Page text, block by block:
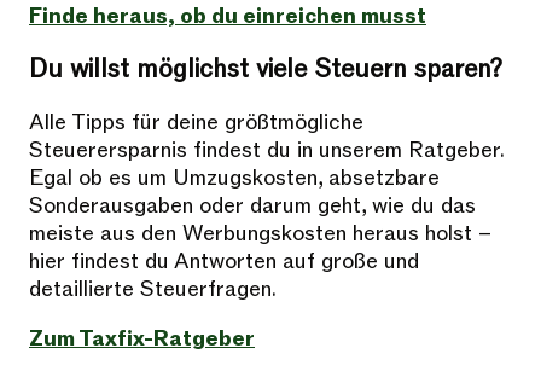
Finde heraus, ob du einreichen musst
Du willst möglichst viele Steuern sparen?
Alle Tipps für deine größtmögliche
Steuerersparnis findest du in unserem Ratgeber.
Egal ob es um Umzugskosten, absetzbare
Sonderausgaben oder darum geht, wie du das
meiste aus den Werbungskosten heraus holst –
hier findest du Antworten auf große und
detaillierte Steuerfragen.
Zum Taxfix-Ratgeber